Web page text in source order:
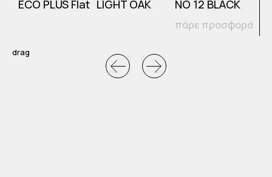
ECO PLUS Flat LIGHT OAK NO 12 BLACK
πάρε προσφορά
drag